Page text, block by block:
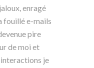
enragé
fouillé e-mails
pire
de moi et
je